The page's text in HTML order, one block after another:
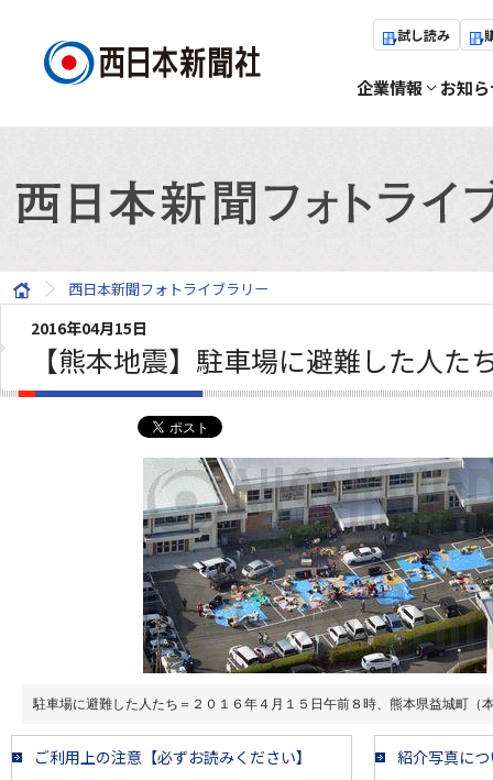
試し読み
企業情報 お知
西日本新聞フォトライブラリー
2016年04月15日
【熊本地震】駐車場に避難した人た
駐車場に避難した人たち＝２０１６年４月１５日午前８時、熊本県益城町（
ご利用上の注意【必ずお読みください】 紹介写真に